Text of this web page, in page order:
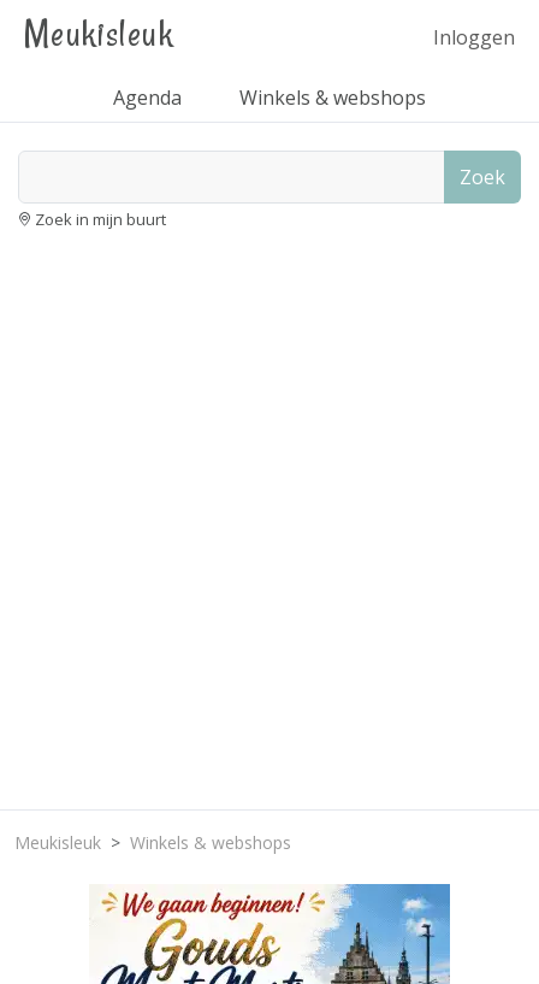
Meukisleuk Inloggen
Agenda Winkels & webshops
Zoek
Zoek in mijn buurt
Meukisleuk Winkels & webshops